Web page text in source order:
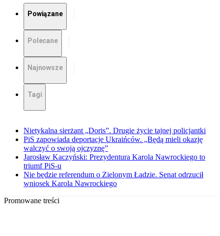
Powiązane
Polecane
Najnowsze
Tagi
Nietykalna sierżant „Doris”. Drugie życie tajnej policjantki
PiS zapowiada deportacje Ukraińców. „Będą mieli okazję
walczyć o swoją ojczyznę”
Jarosław Kaczyński: Prezydentura Karola Nawrockiego to
triumf PiS-u
Nie będzie referendum o Zielonym Ładzie. Senat odrzucił
wniosek Karola Nawrockiego
Promowane treści